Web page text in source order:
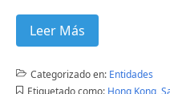
Leer Más
Categorizado en: Entidades
Etiquetado como: Hong Kong,